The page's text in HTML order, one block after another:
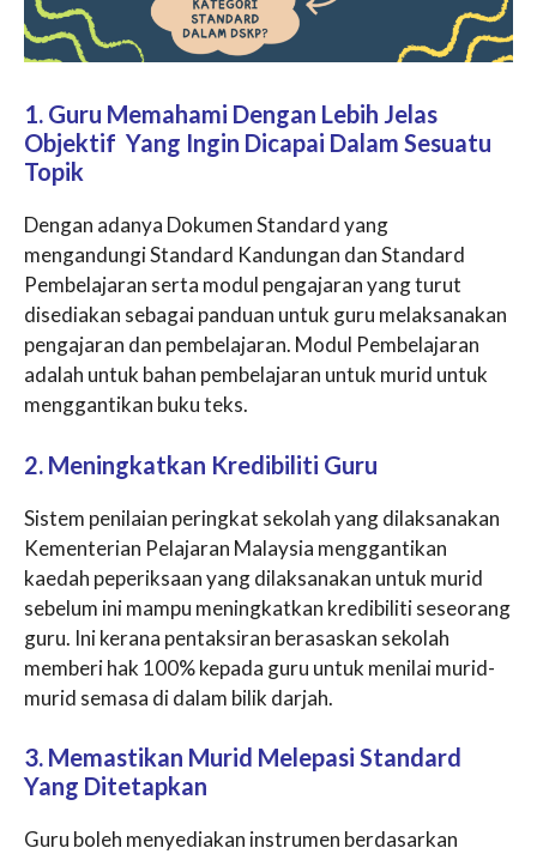
1. Guru Memahami Dengan Lebih Jelas
Objektif Yang Ingin Dicapai Dalam Sesuatu
Topik
Dengan adanya Dokumen Standard yang
mengandungi Standard Kandungan dan Standard
Pembelajaran serta modul pengajaran yang turut
disediakan sebagai panduan untuk guru melaksanakan
pengajaran dan pembelajaran. Modul Pembelajaran
adalah untuk bahan pembelajaran untuk murid untuk
menggantikan buku teks.
2. Meningkatkan Kredibiliti Guru
Sistem penilaian peringkat sekolah yang dilaksanakan
Kementerian Pelajaran Malaysia menggantikan
kaedah peperiksaan yang dilaksanakan untuk murid
sebelum ini mampu meningkatkan kredibiliti seseorang
guru. Ini kerana pentaksiran berasaskan sekolah
memberi hak 100% kepada guru untuk menilai murid-
murid semasa di dalam bilik darjah.
3. Memastikan Murid Melepasi Standard
Yang Ditetapkan
Guru boleh menyediakan instrumen berdasarkan